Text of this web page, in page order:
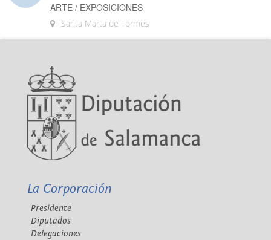
ARTE / EXPOSICIONES
Santa Marta de Tormes
La Corporación
Presidente
Diputados
Delegaciones